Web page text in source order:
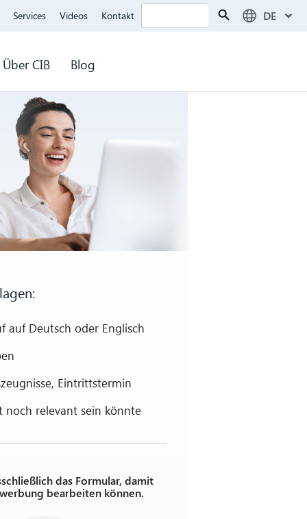
Services Videos Kontakt Search DE
Über CIB Blog
auf Deutsch oder Englisch
Eintrittstermin
noch relevant sein könnte
das Formular, damit
bearbeiten können.